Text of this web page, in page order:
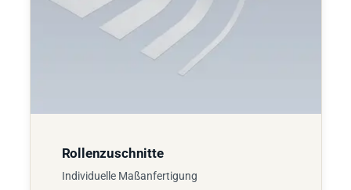
Rollenzuschnitte
Individuelle Maßanfertigung